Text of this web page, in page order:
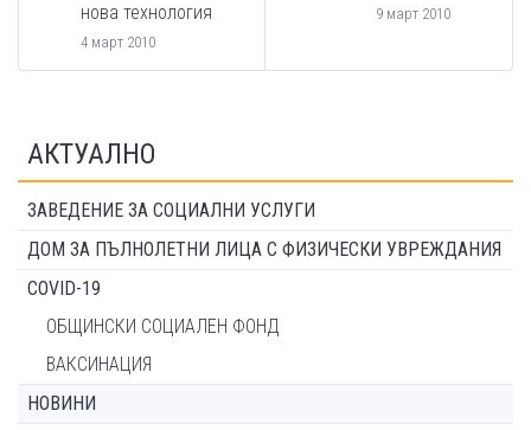
нова технология
4 март 2010
9 март 2010
АКТУАЛНО
ЗАВЕДЕНИЕ ЗА СОЦИАЛНИ УСЛУГИ
ДОМ ЗА ПЪЛНОЛЕТНИ ЛИЦА С ФИЗИЧЕСКИ УВРЕЖДАНИЯ
COVID-19
ОБЩИНСКИ СОЦИАЛЕН ФОНД
ВАКСИНАЦИЯ
НОВИНИ